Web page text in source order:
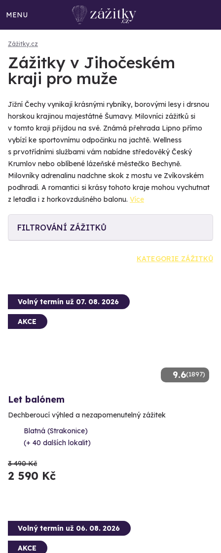
MENU
Zážitky.cz
Zážitky v Jihočeském
kraji pro muže
Jižní Čechy vynikají krásnými rybníky, borovými lesy i drsnou
horskou krajinou majestátné Šumavy. Milovníci zážitků si
v tomto kraji přijdou na své. Známá přehrada Lipno přímo
vybízí ke sportovnímu odpočinku na jachtě. Wellness
s prvotřídními službami vám nabídne středověký Český
Krumlov nebo oblíbené lázeňské městečko Bechyně.
Milovníky adrenalinu nadchne skok z mostu ve Zvíkovském
podhradí. A romantici si krásy tohoto kraje mohou vychutnat
z letadla i z horkovzdušného balonu. Více
FILTROVÁNÍ ZÁŽITKŮ
KATEGORIE ZÁŽITKŮ
9.6(1897)
Volný termín už 07. 08. 2026
AKCE
Let balónem
Dechberoucí výhled a nezapomenutelný zážitek
Blatná (Strakonice)
(+ 40 dalších lokalit)
3 490 Kč
2 590 Kč
Volný termín už 06. 08. 2026
AKCE